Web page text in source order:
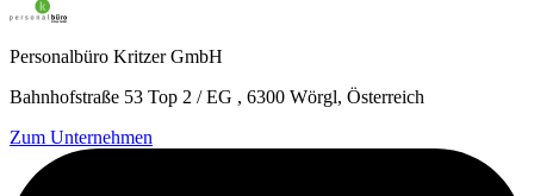
Personalbüro Kritzer GmbH
Bahnhofstraße 53 Top 2 / EG , 6300 Wörgl, Österreich
Zum Unternehmen